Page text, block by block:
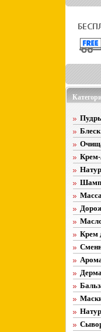
Крем-
Крем